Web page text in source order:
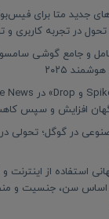
جدید متا برای
افزایش و سپس
در گوگل؛ تحولی در
استفاده از اینترنت
اساس سن، جنسیت و